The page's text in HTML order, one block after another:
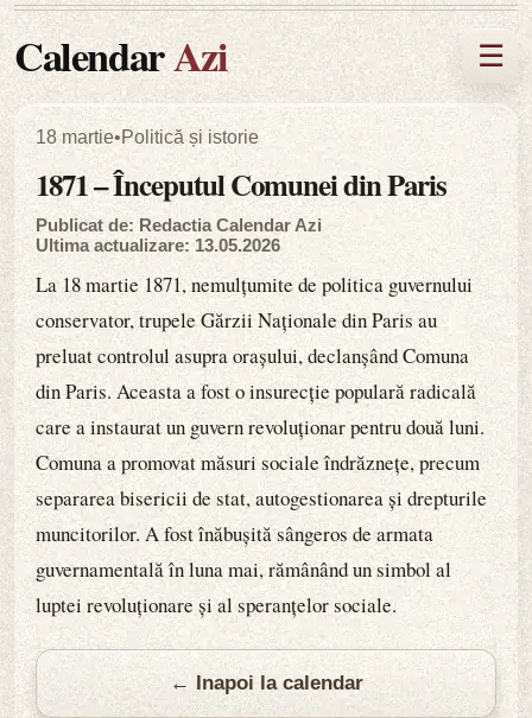
CalendarAzi ☰
18 martie•Politică și istorie
1871 – Începutul Comunei din Paris
Publicat de: Redactia Calendar Azi
Ultima actualizare: 13.05.2026
La 18 martie 1871, nemulțumite de politica guvernului
conservator, trupele Gărzii Naționale din Paris au
preluat controlul asupra orașului, declanșând Comuna
din Paris. Aceasta a fost o insurecție populară radicală
care a instaurat un guvern revoluționar pentru două luni.
Comuna a promovat măsuri sociale îndrăznețe, precum
separarea bisericii de stat, autogestionarea și drepturile
muncitorilor. A fost înăbușită sângeros de armata
guvernamentală în luna mai, rămânând un simbol al
luptei revoluționare și al speranțelor sociale.
← Inapoi la calendar